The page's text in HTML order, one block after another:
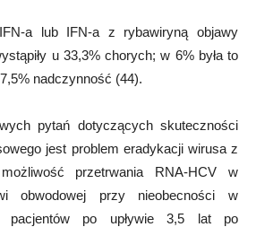
a lub IFN-a z rybawiryną objawy
u 33,3% chorych; w 6% była to
nadczynność (44).
pytań dotyczących skuteczności
jest problem eradykacji wirusa z
przetrwania RNA-HCV w
obwodowej przy nieobecności w
po upływie 3,5 lat po